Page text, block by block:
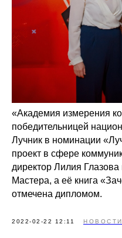
«Академия измерения
победительницей
Лучник в номинации
проект в сфере
директор Лилия
Мастера, а её книга
отмечена дипломом.
2022-02-22 12:11 НОВОСТИ